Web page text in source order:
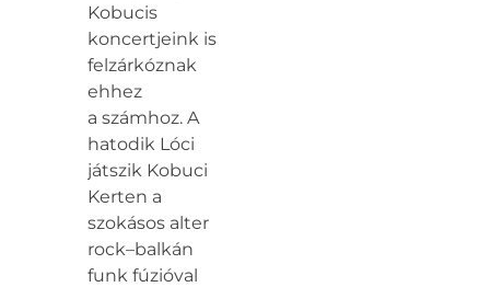
Kobucis
koncertjeink is
felzárkóznak
ehhez
a számhoz. A
hatodik Lóci
játszik Kobuci
Kerten a
szokásos alter
rock–balkán
funk fúzióval